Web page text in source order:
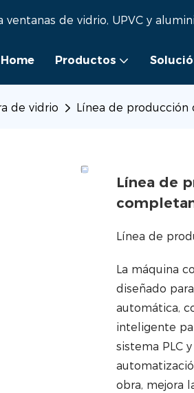
de vidrio, UPVC y
Home Productos
de vidrio Línea de producción
Línea de
Línea de
La máquina
diseñado
automática,
inteligente
sistema PLC
obra, mejora